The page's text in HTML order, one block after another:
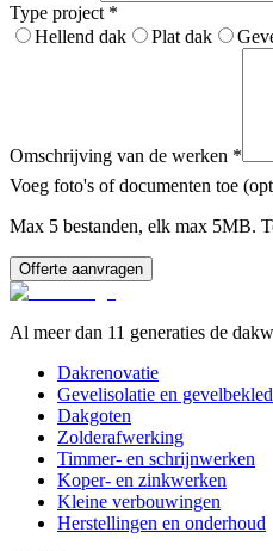
Type project *
Hellend dak
Plat dak
Omschrijving van de werken *
Voeg foto's of documenten toe
Max 5 bestanden, elk max 5MB.
Offerte aanvragen
Al meer dan 11 generaties de
Dakrenovatie
Gevelisolatie en
Dakgoten
Zolderafwerking
Timmer- en schrijnwerken
Koper- en zinkwerken
Kleine verbouwingen
Herstellingen en onderhoud